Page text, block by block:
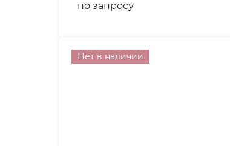
по запросу
Нет в наличии